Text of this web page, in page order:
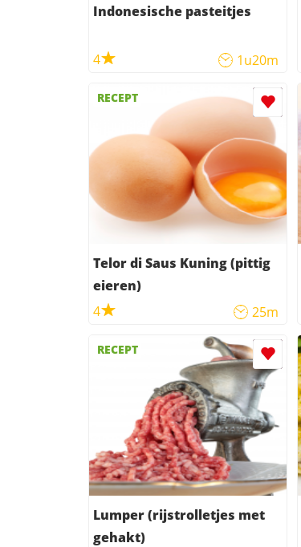
Indonesische pasteitjes
4 1u20m
RECEPT
Telor di Saus Kuning (pittig
eieren)
4
25m
RECEPT
Lumper (rijstrolletjes met
gehakt)